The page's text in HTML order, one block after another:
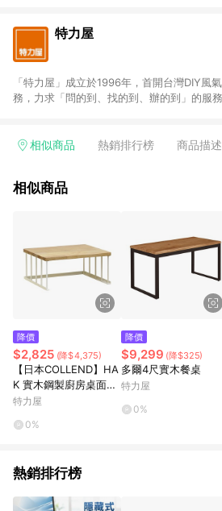
特力屋
「特力屋」成立於1996年，首開台灣DIY風
務，力求「問的到、找的到、辦的到」的服
客找到居家修繕、佈置或裝潢時所需；另外
等各方面進行整合，提升服務質感，期望每
發與靈感(Exciting experience)，同時持續
最佳解決方案，以創造優質居家環境為首要
造幸福家園時的優先選擇。
相似商品 熱銷排行榜 商品描述
相似商品
降價
$2,825 (降$4,375)
【日本COLLEND】HA
K 實木鋼製廚房桌面分
層置物架-DIY
特力屋
0%
降價
$9,299 (降$325)
多爾4尺實木餐桌
特力屋
0%
熱銷排行榜